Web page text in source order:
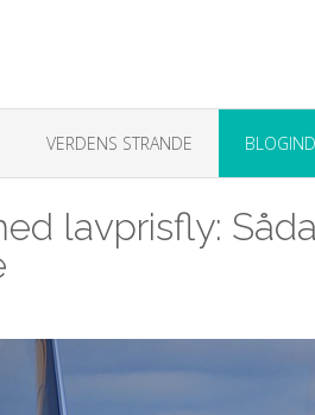
VERDENS STRANDE
lavprisfly: